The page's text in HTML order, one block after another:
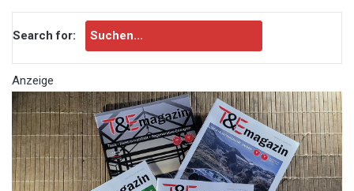
Search for:
Anzeige